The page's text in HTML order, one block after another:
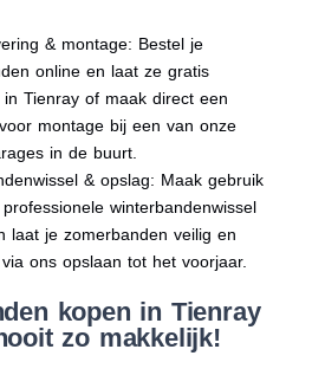
& montage: Bestel je
online en laat ze gratis
in Tienray of maak direct een
montage bij een van onze
in de buurt.
& opslag: Maak gebruik
winterbandenwissel
laat je zomerbanden veilig en
ons opslaan tot het voorjaar.
kopen in Tienray
zo makkelijk!